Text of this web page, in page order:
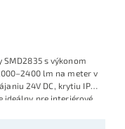
SMD2835 s výkonom
lm na meter v
24V DC, krytiu IP20
ideálny pre interiérové